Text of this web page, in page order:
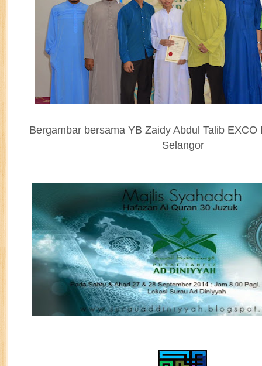
Bergambar bersama YB Zaidy Abdul Talib EXCO
Selangor